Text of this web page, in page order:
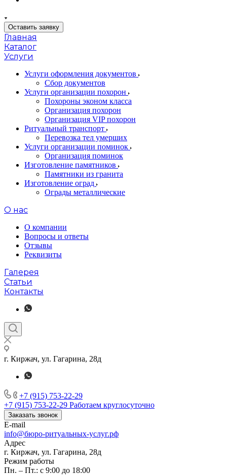
Оставить заявку
Главная
Каталог
Услуги
Услуги оформления документов
Сбор документов
Услуги организации похорон
Похороны эконом класса
Организация похорон
Организация VIP похорон
Ритуальный транспорт
Перевозка тел умерших
Услуги организации поминок
Организация поминок
Изготовление памятников
Памятники из гранита
Изготовление оград
Ограды металлические
О нас
О компании
Вопросы и ответы
Отзывы
Реквизиты
Галерея
Статьи
Контакты
г. Киржач, ул. Гагарина, 28д
+7 (915) 753-22-29
+7 (915) 753-22-29 Работаем круглосуточно
Заказать звонок
E-mail
info@бюро-ритуальных-услуг.рф
Адрес
г. Киржач, ул. Гагарина, 28д
Режим работы
Пн. – Пт.: с 9:00 до 18:00